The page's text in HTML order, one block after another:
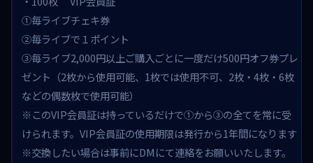
①毎ライブチェキ券
②毎ライブで１ポイント
③毎ライブ2,000円以上ご購入ごとに一度だけ500円オフ券プレ
ゼント（2枚から使用可能、1枚では使用不可、2枚・4枚・6枚
などの偶数枚で使用可能）
※このVIP会員証は持っているだけで①から③の全てを常に受
けられます。VIP会員証の使用期限は発行から1年間になります
※交換したい場合は事前にDMにて連絡をお願いいたします。